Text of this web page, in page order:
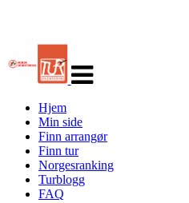
navigasjon
Hjem
Min side
Finn arrangør
Finn tur
Norgesranking
Turblogg
FAQ